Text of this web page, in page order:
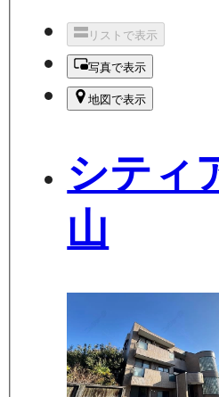
リストで表示
写真で表示
地図で表示
シティ
山